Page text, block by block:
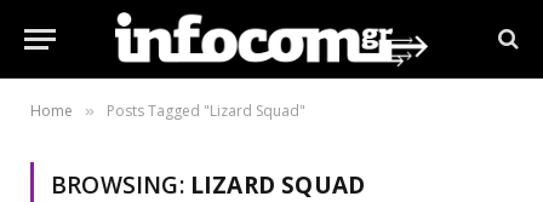
Home » Posts Tagged "Lizard Squad"
BROWSING: LIZARD SQUAD